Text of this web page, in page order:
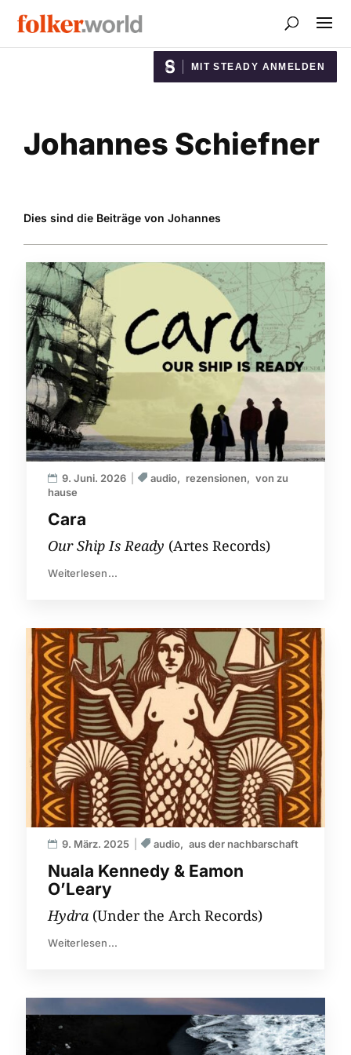
MIT STEADY ANMELDEN
Johannes Schiefner
Dies sind die Beiträge von Johannes
Cara
9. Juni. 2026 audio rezensionen
von zu
hause
Our Ship Is Ready (Artes Records)
Weiterlesen...
Nuala Kennedy & Eamon
O’Leary
9. März. 2025 audio aus der nachbarschaft
Hydra (Under the Arch Records)
Weiterlesen...